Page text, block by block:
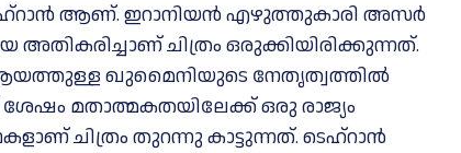
ആണ്. ഇറാനിയൻ എഴുത്തുകാരി അസർ
ചിത്രം ഒരുക്കിയിരിക്കുന്നത്.
ആയത്തുള്ള ഖുമൈനിയുടെ നേതൃത്വത്തിൽ
മതാത്മകതയിലേക്ക് ഒരു രാജ്യം
ചിത്രം തുറന്നു കാട്ടുന്നത്. ടെഹ്റാൻ